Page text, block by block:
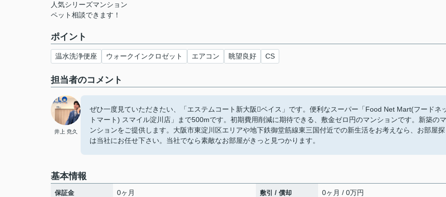
人気シリーズマンション
ペット相談できます！
ポイント
温水洗浄便座 ウォークインクロゼット エアコン 眺望良好 CS
担当者のコメント
井上 尭久
ぜひ一度見ていただきたい、「エステムコート新大阪ベイス」です。便利なスーパー「Food Net Mart(フードネ
トマート) スマイル淀川店」まで500mです。初期費用削減に期待できる、敷金ゼロ円のマンションです。新築のマ
ンションをご提供します。大阪市東淀川区エリアや地下鉄御堂筋線東三国付近での新生活をお考えなら、お部屋
は当社にお任せ下さい。当社でなら素敵なお部屋がきっと見つかります。
基本情報
保証金 0ヶ月 敷引 / 償却 0ヶ月 / 0万円